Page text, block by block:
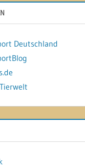
Deutschland